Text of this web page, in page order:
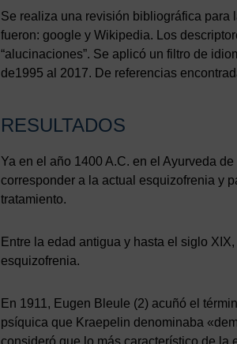
Se realiza una revisión bibliográfica para
fueron: google y Wikipedia. Los
“alucinaciones”. Se aplicó un filtro de
de1995 al 2017. De referencias
RESULTADOS
Ya en el año 1400 A.C. en el Ayurveda
corresponder a la actual esquizofrenia y
tratamiento.
Entre la edad antigua y hasta el siglo
esquizofrenia.
En 1911, Eugen Bleule (2) acuñó el
psíquica que Kraepelin denominaba